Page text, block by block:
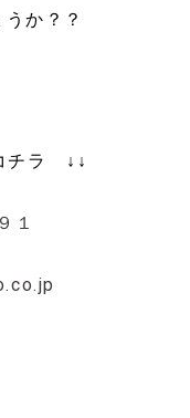
か？？
チラ ↓↓
１